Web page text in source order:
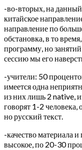
-во-вторых, на
китайское
направление по
обстановка, в то
программу, но
сессию мы его
-учители: 50
имеется одна
из них лишь 2 native,
говорят 1-2 человека,
но русский текст.
-качество материала
высокое, по 20-30